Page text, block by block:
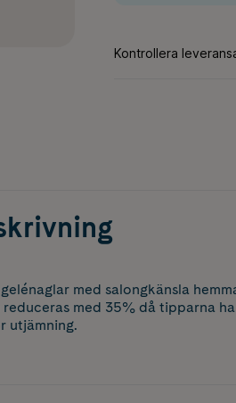
med salongkänsla
med 35% då tipparna
utjämning.